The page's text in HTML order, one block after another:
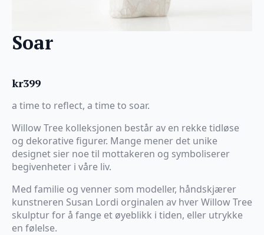
Soar
kr399
a time to reflect, a time to soar.
Willow Tree kolleksjonen består av en rekke tidløse
og dekorative figurer. Mange mener det unike
designet sier noe til mottakeren og symboliserer
begivenheter i våre liv.
Med familie og venner som modeller, håndskjærer
kunstneren Susan Lordi orginalen av hver Willow Tree
skulptur for å fange et øyeblikk i tiden, eller utrykke
en følelse.